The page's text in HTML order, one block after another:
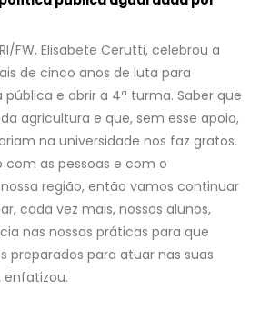
FW, Elisabete Cerutti, celebrou a
de cinco anos de luta para
e abrir a 4ª turma. Saber que
agricultura e que, sem esse apoio,
na universidade nos faz gratos.
as pessoas e com o
região, então vamos continuar
cada vez mais, nossos alunos,
nas nossas práticas para que
preparados para atuar nas suas
enfatizou.